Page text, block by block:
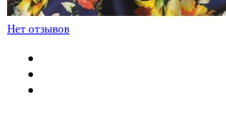
Нет отзывов